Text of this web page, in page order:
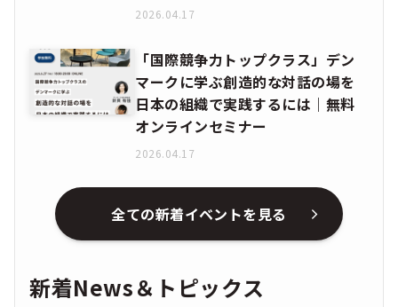
2026.04.17
「国際競争力トップクラス」デン
マークに学ぶ創造的な対話の場を
日本の組織で実践するには｜無料
オンラインセミナー
2026.04.17
全ての新着イベントを見る
新着News＆トピックス